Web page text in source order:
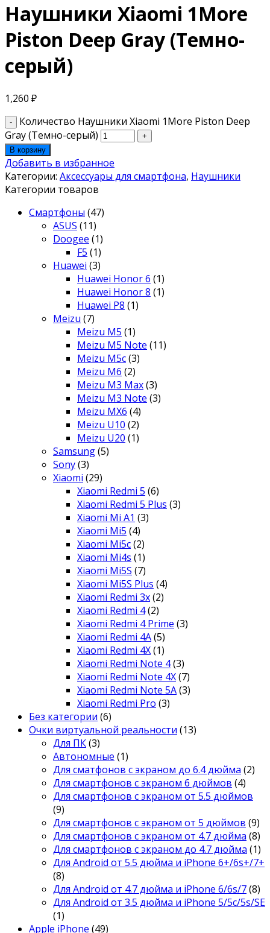
Наушники Xiaomi 1More
Piston Deep Gray (Темно-
серый)
1,260 ₽
Количество Наушники Xiaomi 1More Piston Deep
Gray (Темно-серый)
В корзину
Добавить в избранное
Категории: Аксессуары для смартфона, Наушники
Категории товаров
Смартфоны (47)
ASUS (11)
Doogee (1)
F5 (1)
Huawei (3)
Huawei Honor 6 (1)
Huawei Honor 8 (1)
Huawei P8 (1)
Meizu (7)
Meizu M5 (1)
Meizu M5 Note (11)
Meizu M5c(3)
Meizu M6 (2)
Meizu M3 Max(3)
Meizu M3 Note (3)
Meizu MX6 (4)
Meizu U10 (2)
Meizu U20 (1)
Samsung(5)
Sony(3)
Xiaomi (29)
Xiaomi Redmi 5 (6)
Xiaomi Redmi 5 Plus (3)
Xiaomi Mi A1 (3)
Xiaomi Mi5 (4)
Xiaomi Mi5c(2)
Xiaomi Mi4s (1)
Xiaomi Mi5S (7)
Xiaomi Mi5S Plus (4)
Xiaomi Redmi 3x(2)
Xiaomi Redmi 4(2)
Xiaomi Redmi 4 Prime (3)
Xiaomi Redmi 4A(5)
Xiaomi Redmi 4X(1)
Xiaomi Redmi Note 4(3)
Xiaomi Redmi Note 4X(7)
Xiaomi Redmi Note 5A(3)
Xiaomi Redmi Pro (3)
Без категории (6)
Очки виртуальной реальности (13)
Для ПК(3)
Автономные (1)
Для сматфонов с экраном до 6.4 дюйма (2)
Для смартфонов с экраном 6 дюймов (4)
Для смартфонов с экраном от 5.5 дюймов
(9)
Для смартфонов с экраном от 5 дюймов (9)
Для смартфонов с экраном от 4.7 дюйма (8)
Для смартфонов с экраном до 4.7 дюйма (1)
Для Android от 5.5 дюйма и iPhone 6+/6s+/7+
(8)
Для Android от 4.7 дюйма и iPhone 6/6s/7(8)
Для Android от 3.5 дюйма и iPhone 5/5c/5s/SE
(1)
Apple iPhone (49)